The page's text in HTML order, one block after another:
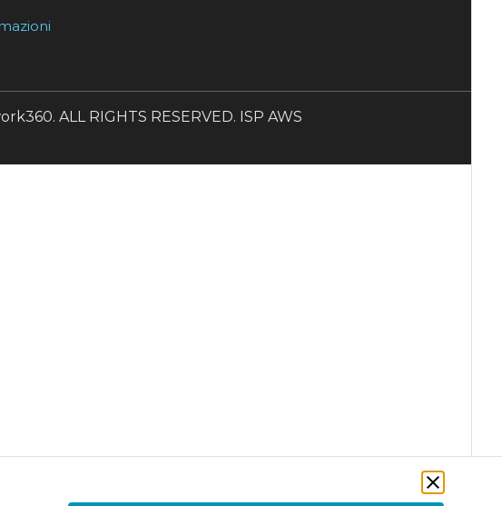
ALL RIGHTS RESERVED. ISP AWS